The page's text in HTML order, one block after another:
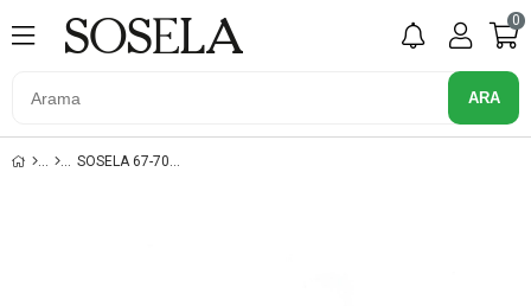
0
SOSELA 67-7075 SIYAH